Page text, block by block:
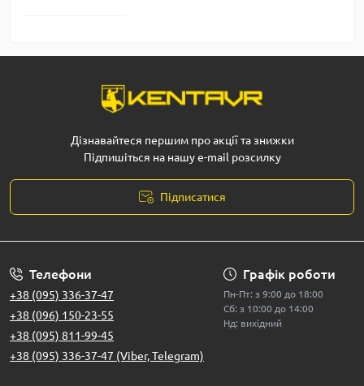
Дізнавайтеся першим про акції та знижки
Підпишіться на нашу e-mail розсилку
Підписатися
Телефони
+38 (095) 336-37-47
+38 (096) 150-23-55
+38 (095) 811-99-45
+38 (095) 336-37-47 (Viber, Telegram)
Графік роботи
Пн-Пт: з 9:00 до 18:00
Сб: з 10:00 до 14:00
Нд: вихідний